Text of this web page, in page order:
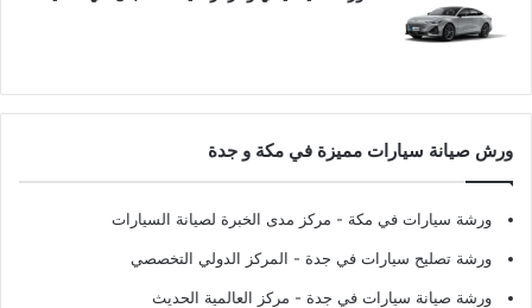
ورش صيانة سيارات مميزة في مكة و جدة
ورشة سيارات في مكة - مركز مدى الخبرة لصيانة السيارات
ورشة تصليح سيارات في جدة - المركز الدولي التخصصي
ورشة صيانة سيارات في جدة - مركز العالمية الحديث